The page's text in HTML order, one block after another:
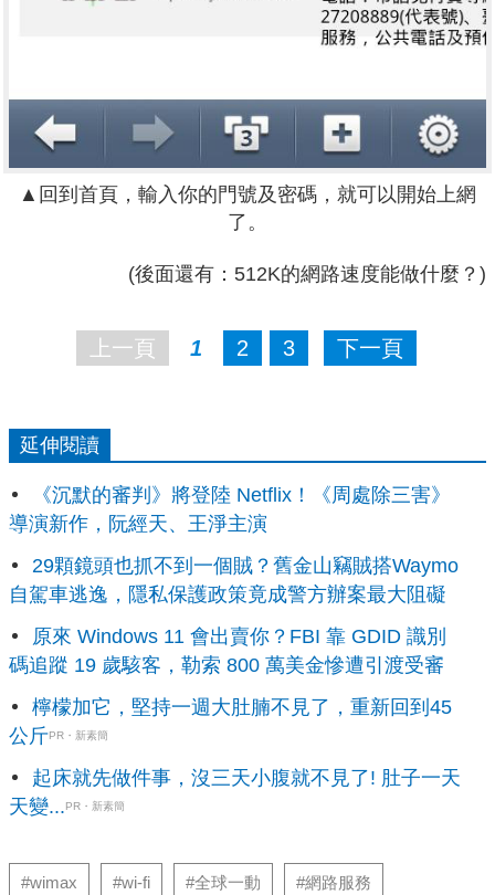
▲回到首頁，輸入你的門號及密碼，就可以開始上網
了。
(後面還有：512K的網路速度能做什麼？)
上一頁 1 2 3 下一頁
延伸閱讀
《沉默的審判》將登陸 Netflix！《周處除三害》
導演新作，阮經天、王淨主演
29顆鏡頭也抓不到一個賊？舊金山竊賊搭Waymo
自駕車逃逸，隱私保護政策竟成警方辦案最大阻礙
原來 Windows 11 會出賣你？FBI 靠 GDID 識別
碼追蹤 19 歲駭客，勒索 800 萬美金慘遭引渡受審
檸檬加它，堅持一週大肚腩不見了，重新回到45
公斤PR・新素簡
起床就先做件事，沒三天小腹就不見了! 肚子一天
天變...PR・新素簡
#wimax #wi-fi #全球一動 #網路服務